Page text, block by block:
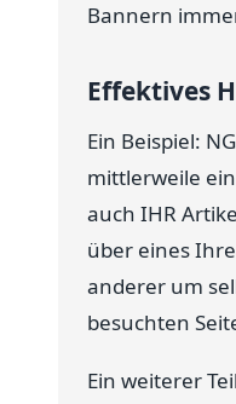
Bannern
Effektives
Ein Beispiel:
mittlerweile
auch IHR
über eines
anderer um
besuchten
Ein weiterer